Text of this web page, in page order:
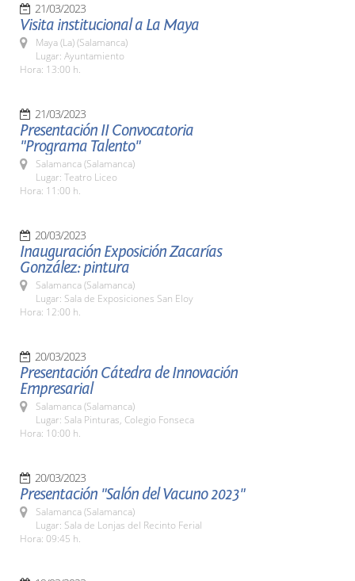
21/03/2023
Visita institucional a La Maya
Maya (La) (Salamanca)
Lugar: Ayuntamiento
Hora: 13:00 h.
21/03/2023
Presentación II Convocatoria
"Programa Talento"
Salamanca (Salamanca)
Lugar: Teatro Liceo
Hora: 11:00 h.
20/03/2023
Inauguración Exposición Zacarías
González: pintura
Salamanca (Salamanca)
Lugar: Sala de Exposiciones San Eloy
Hora: 12:00 h.
20/03/2023
Presentación Cátedra de Innovación
Empresarial
Salamanca (Salamanca)
Lugar: Sala Pinturas, Colegio Fonseca
Hora: 10:00 h.
20/03/2023
Presentación "Salón del Vacuno 2023"
Salamanca (Salamanca)
Lugar: Sala de Lonjas del Recinto Ferial
Hora: 09:45 h.